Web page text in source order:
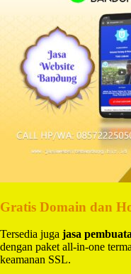
Gratis Domain dan
Tersedia juga jasa
dengan paket all-in-one
keamanan SSL.